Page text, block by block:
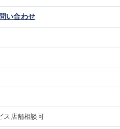
い合わせ
ス店舗相談可